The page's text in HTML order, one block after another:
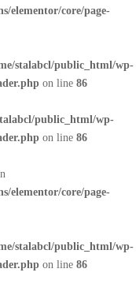
elementor/core/page-
stalabcl/public_html/wp-
on line 86
public_html/wp-
on line 86
elementor/core/page-
stalabcl/public_html/wp-
on line 86